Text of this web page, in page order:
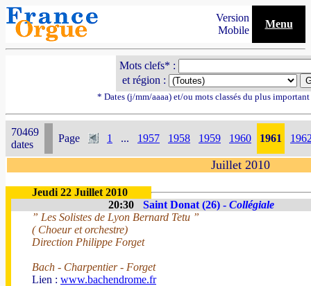
Version
Mobile
Menu
Mots clefs* :
et région :
* Dates (j/mm/aaaa) et/ou mots classés du plus
70469
dates
Page 1 ... 1957 1958 1959 1960 1961
Juillet 2010
Jeudi 22 Juillet 2010
20:30
Saint Donat (26) - Collégiale
” Les Solistes de Lyon Bernard Tetu ”
( Choeur et orchestre)
Direction Philippe Forget
Bach - Charpentier - Forget
Lien : www.bachendrome.fr